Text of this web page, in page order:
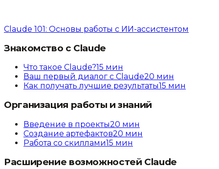
Claude 101: Основы работы с ИИ-ассистентом
Знакомство с Claude
Что такое Claude?15 мин
Ваш первый диалог с Claude20 мин
Как получать лучшие результаты15 мин
Организация работы и знаний
Введение в проекты20 мин
Создание артефактов20 мин
Работа со скиллами15 мин
Расширение возможностей Claude